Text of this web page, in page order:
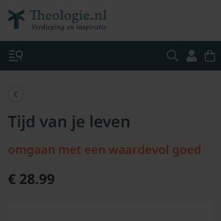
Tijd van je leven
omgaan met een waardevol goed
€ 28.99